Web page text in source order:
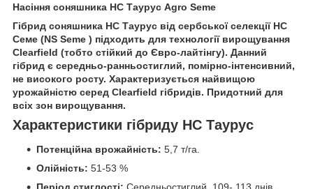
Насіння соняшника НС Таурус Agro Seme
Гібрид соняшника НС Таурус від сербської селекції НС
Семе (NS Seme ) підходить для технології вирощування
Clearfield (тобто стійкий до Євро-лайтінгу). Данний
гібрид є середньо-ранньостиглий, помірно-інтенсивний,
не високого росту. Характеризується найвищою
урожайністю серед Clearfield гібридів. Придотний для
всіх зон вирощування.
Характеристики гібриду НС Таурус
Потенційна врожайність: 5,7 т/га.
Олійність: 51-53 %